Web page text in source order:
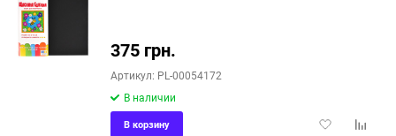
375 грн.
Артикул: PL-00054172
В наличии
Добавить
В корзину